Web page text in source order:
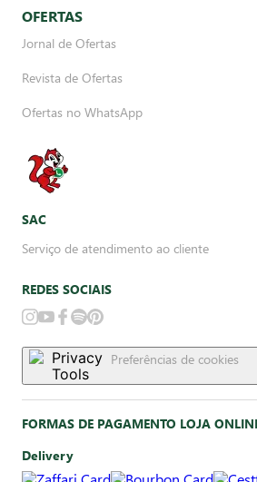
OFERTAS
Jornal de Ofertas
Revista de Ofertas
Ofertas no WhatsApp
SAC
Serviço de atendimento ao cliente
REDES SOCIAIS
Preferências de cookies
FORMAS DE PAGAMENTO LOJA ONLINE